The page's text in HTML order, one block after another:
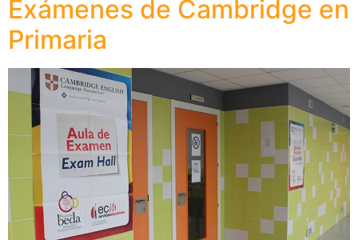
Exámenes de Cambridge en
Primaria